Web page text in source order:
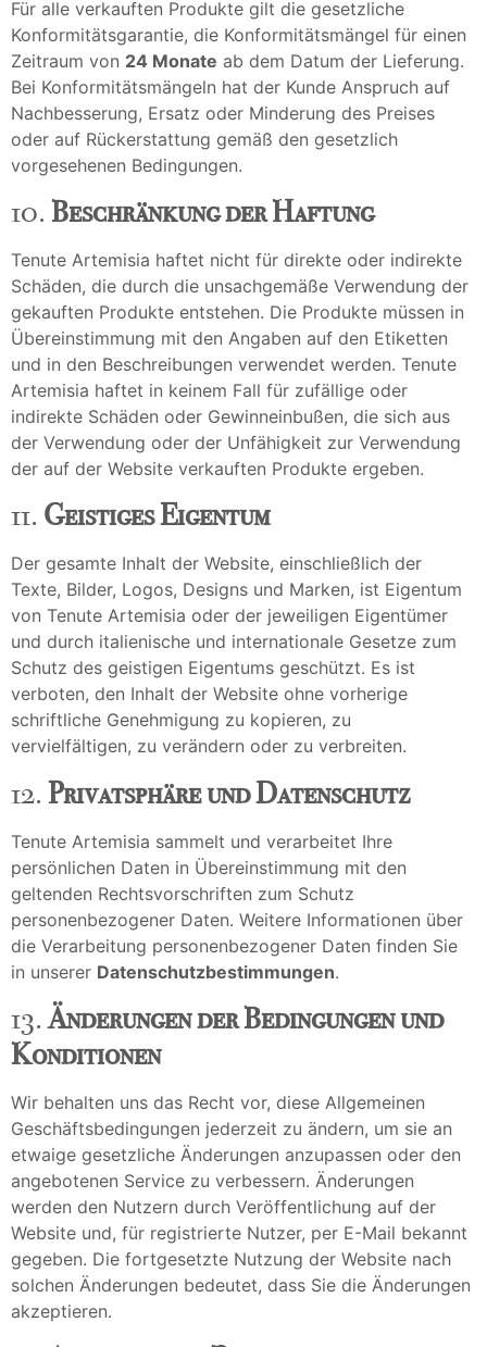
Für alle verkauften Produkte gilt die gesetzliche
Konformitätsgarantie, die Konformitätsmängel für einen
Zeitraum von 24 Monate ab dem Datum der Lieferung.
Bei Konformitätsmängeln hat der Kunde Anspruch auf
Nachbesserung, Ersatz oder Minderung des Preises
oder auf Rückerstattung gemäß den gesetzlich
vorgesehenen Bedingungen.
10. Beschränkung der Haftung
Tenute Artemisia haftet nicht für direkte oder indirekte
Schäden, die durch die unsachgemäße Verwendung der
gekauften Produkte entstehen. Die Produkte müssen in
Übereinstimmung mit den Angaben auf den Etiketten
und in den Beschreibungen verwendet werden. Tenute
Artemisia haftet in keinem Fall für zufällige oder
indirekte Schäden oder Gewinneinbußen, die sich aus
der Verwendung oder der Unfähigkeit zur Verwendung
der auf der Website verkauften Produkte ergeben.
11. Geistiges Eigentum
Der gesamte Inhalt der Website, einschließlich der
Texte, Bilder, Logos, Designs und Marken, ist Eigentum
von Tenute Artemisia oder der jeweiligen Eigentümer
und durch italienische und internationale Gesetze zum
Schutz des geistigen Eigentums geschützt. Es ist
verboten, den Inhalt der Website ohne vorherige
schriftliche Genehmigung zu kopieren, zu
vervielfältigen, zu verändern oder zu verbreiten.
12. Privatsphäre und Datenschutz
Tenute Artemisia sammelt und verarbeitet Ihre
persönlichen Daten in Übereinstimmung mit den
geltenden Rechtsvorschriften zum Schutz
personenbezogener Daten. Weitere Informationen über
die Verarbeitung personenbezogener Daten finden Sie
in unserer Datenschutzbestimmungen.
13.Änderungen der Bedingungen und
Konditionen
Wir behalten uns das Recht vor, diese Allgemeinen
Geschäftsbedingungen jederzeit zu ändern, um sie an
etwaige gesetzliche Änderungen anzupassen oder den
angebotenen Service zu verbessern. Änderungen
werden den Nutzern durch Veröffentlichung auf der
Website und, für registrierte Nutzer, per E-Mail bekannt
gegeben. Die fortgesetzte Nutzung der Website nach
solchen Änderungen bedeutet, dass Sie die Änderungen
akzeptieren.